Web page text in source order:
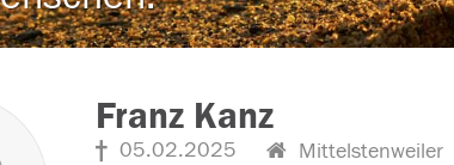
Franz Kanz
05.02.2025 Mittelstenweiler